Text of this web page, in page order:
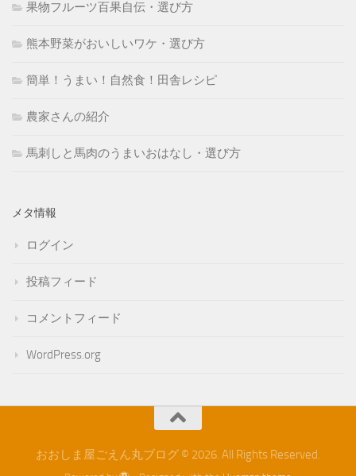
果物フルーツ百果自伝・選び方
熊本野菜がおいしいワケ・選び方
簡単！うまい！自然食！田舎レシピ
農家さんの紹介
馬刺しと馬肉のうまいおはなし・選び方
メタ情報
ログイン
投稿フィード
コメントフィード
WordPress.org
おおしま屋ごえん丸ブログ © 2026. All Rights Reserved.